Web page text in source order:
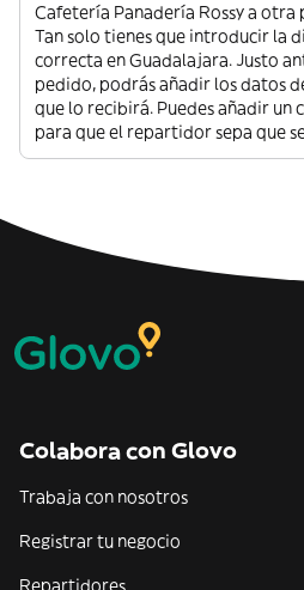
Cafetería Panadería Rossy a otra
Tan solo tienes que introducir la
correcta en Guadalajara. Justo
pedido, podrás añadir los datos
que lo recibirá. Puedes añadir
para que el repartidor sepa que
Colabora con Glovo
Trabaja con nosotros
Registrar tu negocio
Repartidores